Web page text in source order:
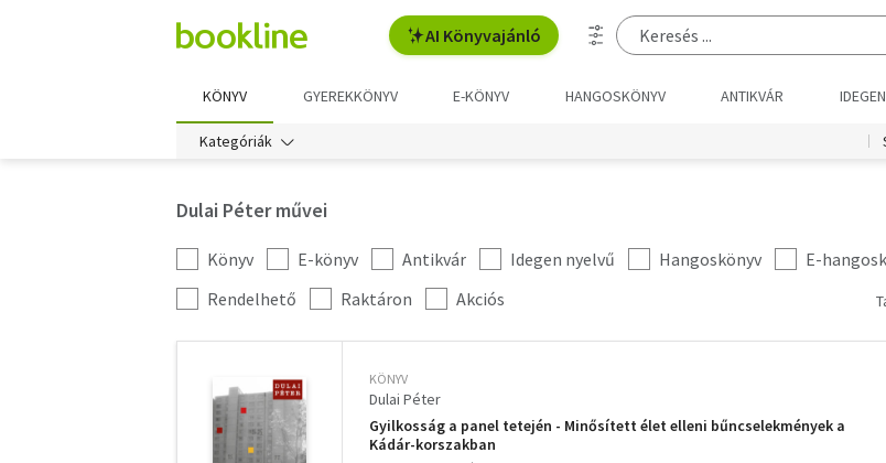
AI Könyvajánló
KÖNYV GYEREKKÖNYV E-KÖNYV HANGOSKÖNYV ANTIKVÁR
Kategóriák
Dulai Péter művei
Kategória
szűrés
Könyv E-könyv Antikvár Idegen nyelvű Hangoskönyv E-
További
szűrők
Rendelhető Raktáron Akciós
KÖNYV
Dulai Péter
Gyilkosság a panel tetején - Minősített élet elleni bűncselekmények a
Kádár-korszakban